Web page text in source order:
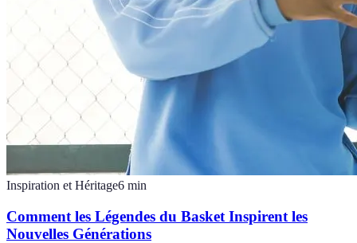
Inspiration et Héritage6 min
Comment les Légendes du Basket Inspirent les
Nouvelles Générations